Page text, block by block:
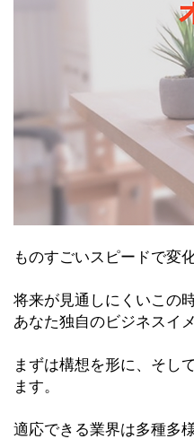
ものすごいスピードで変
将来が見通しにくいこの
あなた独自のビジネスイ
まずは構想を形に、そし
ます。
適応できる業界は多種多